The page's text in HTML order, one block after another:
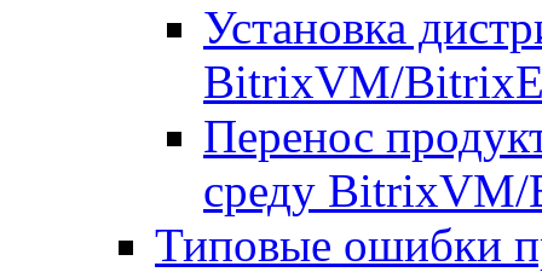
Установка
BitrixVM/
Перенос
среду
Типовые ошибки